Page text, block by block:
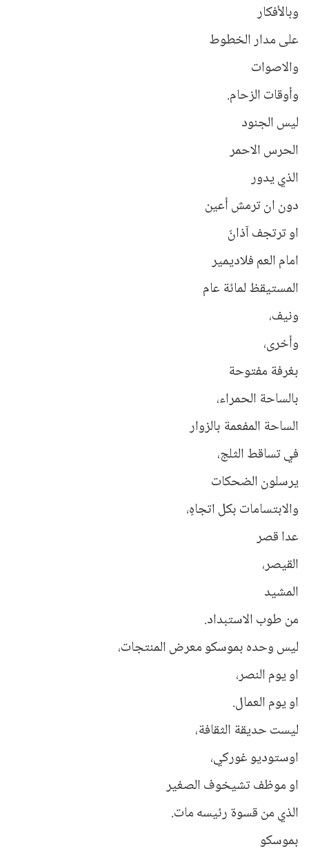
وبالأفكار
على مدار الخطوط
والاصوات
وأوقات الزحام.
ليس الجنود
الحرس الاحمر
الذي يدور
دون ان ترمش أعين
او ترتجف آذانٌ
امام العم فلاديمير
المستيقظ لمائة عام
ونيف،
وأخرى،
بغرفة مفتوحة
بالساحة الحمراء،
الساحة المفعمة بالزوار
في تساقط الثلج،
يرسلون الضحكات
والابتسامات بكل اتجاهٍ،
عدا قصر
القيصر،
المشيد
من طوب الاستبداد.
ليس وحده بموسكو معرض المنتجات،
او يوم النصر،
او يوم العمال.
ليست حديقة الثقافة،
اوستوديو غوركي،
او موظف تشيخوف الصغير
الذي من قسوة رئيسه مات.
بموسكو